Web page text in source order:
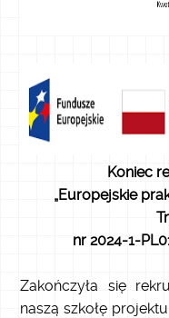
Koniec
„Europejskie
nr 2024-1-
Zakończyła się
naszą szkołę